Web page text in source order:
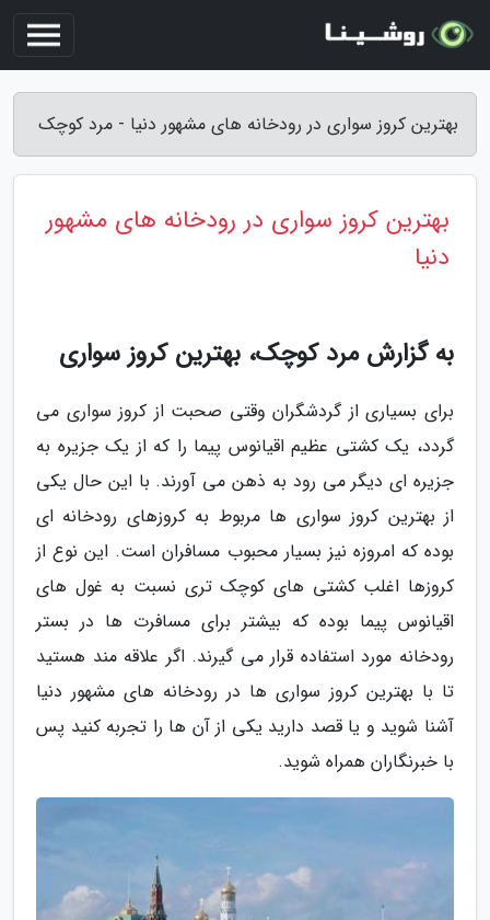
بهترین کروز سواری در رودخانه های مشهور دنیا - مرد کوچک
بهترین کروز سواری در رودخانه های مشهور
دنیا
به گزارش مرد کوچک، بهترین کروز سواری
برای بسیاری از گردشگران وقتی صحبت از کروز سواری می
گردد، یک کشتی عظیم اقیانوس پیما را که از یک جزیره به
جزیره ای دیگر می رود به ذهن می آورند. با این حال یکی
از بهترین کروز سواری ها مربوط به کروزهای رودخانه ای
بوده که امروزه نیز بسیار محبوب مسافران است. این نوع از
کروزها اغلب کشتی های کوچک تری نسبت به غول های
اقیانوس پیما بوده که بیشتر برای مسافرت ها در بستر
رودخانه مورد استفاده قرار می گیرند. اگر علاقه مند هستید
تا با بهترین کروز سواری ها در رودخانه های مشهور دنیا
آشنا شوید و یا قصد دارید یکی از آن ها را تجربه کنید پس
با خبرنگاران همراه شوید.